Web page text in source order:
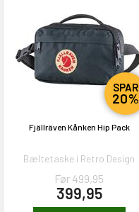
SPAR
20%
Fjällräven Kånken Hip Pack
Bæltetaske i Retro Design
Før 499,95
399,95